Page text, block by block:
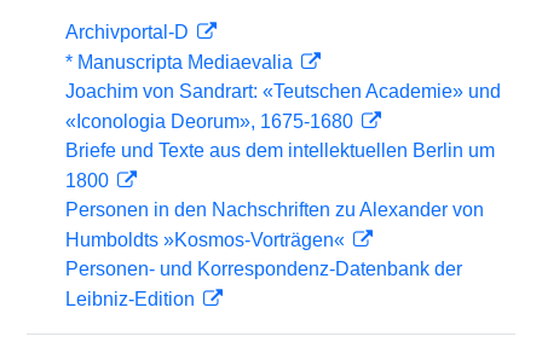
Archivportal-D
* Manuscripta Mediaevalia
Joachim von Sandrart: «Teutschen Academie» und
«Iconologia Deorum», 1675-1680
Briefe und Texte aus dem intellektuellen Berlin um
1800
Personen in den Nachschriften zu Alexander von
Humboldts »Kosmos-Vorträgen«
Personen- und Korrespondenz-Datenbank der
Leibniz-Edition